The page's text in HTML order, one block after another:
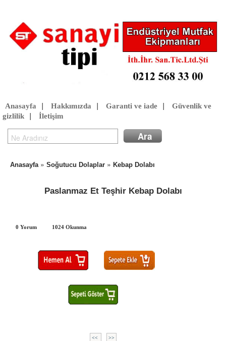
Anasayfa Hakkımızda Garanti ve iade
Güvenlik ve
gizlilik
İletişim
Anasayfa» Soğutucu Dolaplar » Kebap Dolabı
Paslanmaz Et Teşhir Kebap Dolabı
0 Yorum 1024 Okunma
<< >>